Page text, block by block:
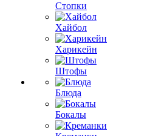
Стопки
Хайбол
Харикейн
Штофы
Блюда
Бокалы